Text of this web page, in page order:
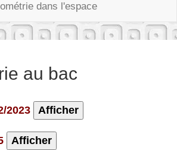
dans l'espace
au bac
2023 Afficher
Afficher